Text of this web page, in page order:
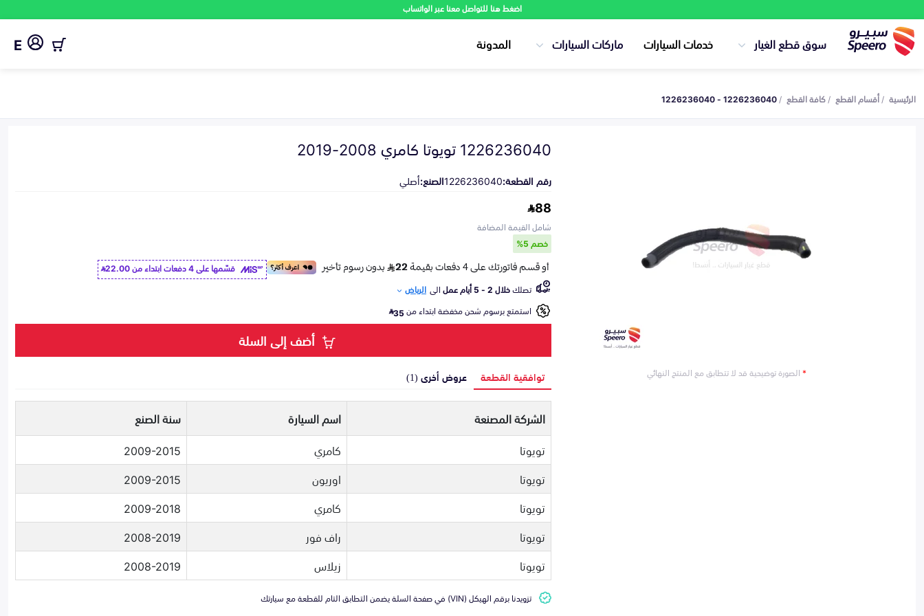
اضغط هنا للتواصل معنا عبر الواتساب
سوق قطع الغيار خدمات السيارات ماركات السيارات المدونة E
الرئيسية أقسام القطع كافة القطع 1226236040 - 1226236040
*الصورة توضيحية قد لا تتطابق مع المنتج النهائي
1226236040 تويوتا كامري 2008-2019
رقم القطعة:1226236040الصنع:أصلي
88
شامل القيمة المضافة
خصم 5%
قسّمها على 4 دفعات ابتداء من
22.00
تصلكخلال 2 - 5 أيام عمل الى الرياض
استمتع برسوم شحن مخفضة ابتداء من35
أضف إلى السلة
توافقية القطعة عروض أخرى (1)
الشركة المصنعة اسم السيارة
سنة الصنع
تويوتا
كامري
2009-2015
تويوتا
اوريون
2009-2015
تويوتا
كامري
2009-2018
تويوتا
راف فور
2008-2019
تويوتا
زيلاس 2008-2019
تزويدنا برقم الهيكل (VIN) في صفحة السلة يضمن التطابق التام للقطعة مع سيارتك